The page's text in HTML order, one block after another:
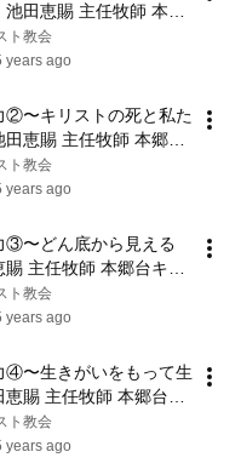
田恵賜 主任牧師 本郷
会」のコピー
ト教会
years ago
②〜キリストの死と私た
恵賜 主任牧師 本郷台
ト教会
years ago
③〜どん底から見える
主任牧師 本郷台キリ
ト教会
years ago
④〜生きがいをもって生
賜 主任牧師 本郷台キ
ト教会
years ago